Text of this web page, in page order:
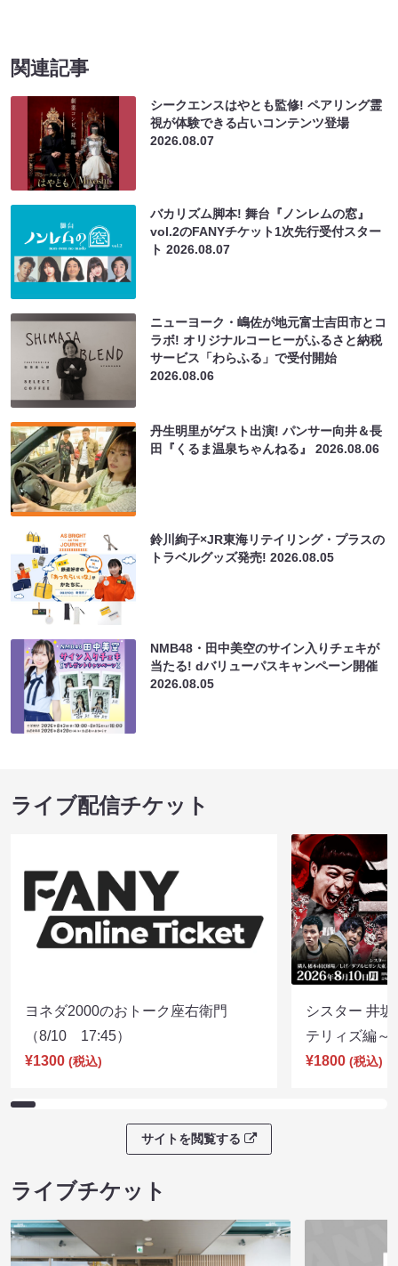
関連記事
シークエンスはやとも監修! ペアリング霊
視が体験できる占いコンテンツ登場
2026.08.07
バカリズム脚本! 舞台『ノンレムの窓』
vol.2のFANYチケット1次先行受付スター
ト2026.08.07
ニューヨーク・嶋佐が地元富士吉田市とコ
ラボ! オリジナルコーヒーがふるさと納税
サービス「わらふる」で受付開始
2026.08.06
丹生明里がゲスト出演! パンサー向井＆長
田『くるま温泉ちゃんねる』2026.08.06
鈴川絢子×JR東海リテイリング・プラスの
トラベルグッズ発売!2026.08.05
NMB48・田中美空のサイン入りチェキが
当たる! dバリューパスキャンペーン開催
2026.08.05
ライブ配信チケット
ヨネダ2000のおトーク座右衛門
（8/10 17:45）
¥1300 (税込)
シスター 井
テリィズ編
¥1800 (税込)
サイトを閲覧する
ライブチケット